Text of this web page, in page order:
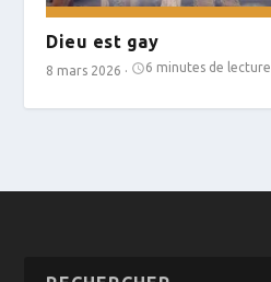
Dieu est gay
8 mars 2026 · 6 minutes de lecture